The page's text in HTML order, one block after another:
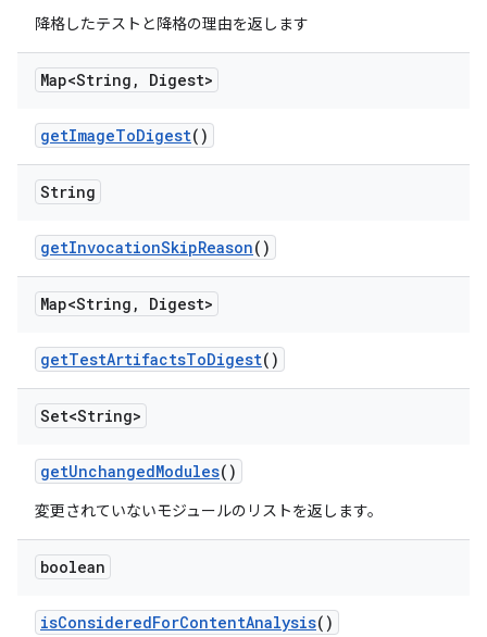
降格したテストと降格の理由を返します
Map<String , Digest>
getImageToDigest()
String
getInvocationSkipReason()
Map<String , Digest>
getTestArtifactsToDigest()
Set<String>
getUnchangedModules()
変更されていないモジュールのリストを返します。
boolean
isConsideredForContentAnalysis()